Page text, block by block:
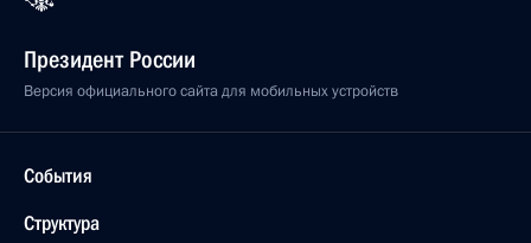
Президент России
Версия официального сайта для мобильных устройств
События
Структура